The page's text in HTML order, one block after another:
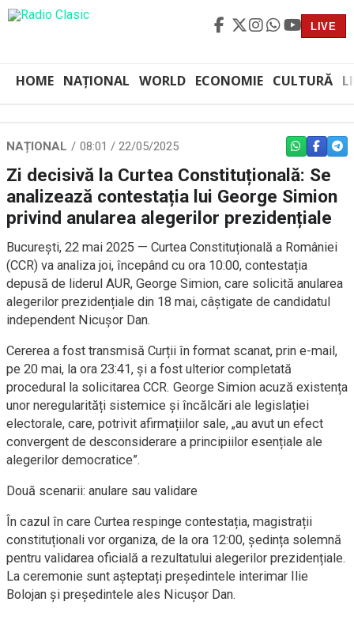
LIVE
HOME NAȚIONAL WORLD ECONOMIE CULTURĂ
NAȚIONAL 08:01 / 22/05/2025 WHATSAPP
Zi decisivă la Curtea Constituțională: Se
analizează contestația lui George Simion
privind anularea alegerilor prezidențiale
București, 22 mai 2025 — Curtea Constituțională a României
(CCR) va analiza joi, începând cu ora 10:00, contestația
depusă de liderul AUR, George Simion, care solicită anularea
alegerilor prezidențiale din 18 mai, câștigate de candidatul
independent Nicușor Dan.
Cererea a fost transmisă Curții în format scanat, prin e-mail,
pe 20 mai, la ora 23:41, și a fost ulterior completată
procedural la solicitarea CCR. George Simion acuză existența
unor neregularități sistemice și încălcări ale legislației
electorale, care, potrivit afirmațiilor sale, „au avut un efect
convergent de desconsiderare a principiilor esențiale ale
alegerilor democratice”.
Două scenarii: anulare sau validare
În cazul în care Curtea respinge contestația, magistrații
constituționali vor organiza, de la ora 12:00, ședința solemnă
pentru validarea oficială a rezultatului alegerilor prezidențiale.
La ceremonie sunt așteptați președintele interimar Ilie
Bolojan și președintele ales Nicușor Dan.